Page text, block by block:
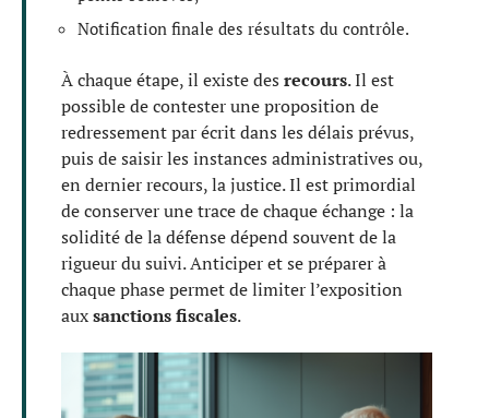
Notification finale des résultats du contrôle.
À chaque étape, il existe des recours. Il est
possible de contester une proposition de
redressement par écrit dans les délais prévus,
puis de saisir les instances administratives ou,
en dernier recours, la justice. Il est primordial
de conserver une trace de chaque échange : la
solidité de la défense dépend souvent de la
rigueur du suivi. Anticiper et se préparer à
chaque phase permet de limiter l’exposition
auxsanctions fiscales.